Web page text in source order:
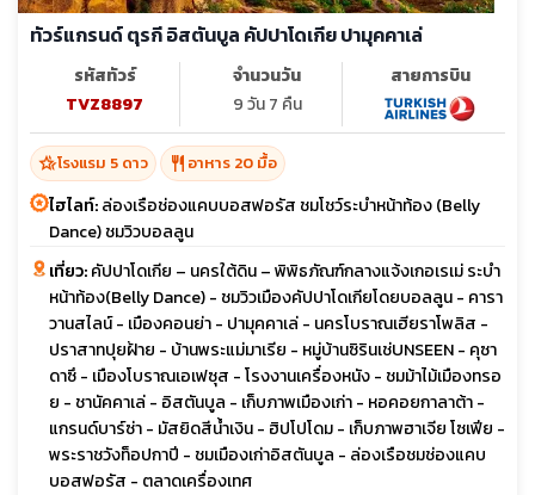
ทัวร์แกรนด์ ตุรกี อิสตันบูล คัปปาโดเกีย ปามุคคาเล่
รหัสทัวร์
TVZ8897
จำนวนวัน
9 วัน 7 คืน
สายการบิน
hotel_classโรงแรม 5 ดาว restaurant อาหาร 20 มื้อ
ไฮไลท์:ล่องเรือช่องแคบบอสฟอรัส ชมโชว์ระบำหน้าท้อง (Belly
Dance) ชมวิวบอลลูน
เที่ยว:คัปปาโดเกีย – นครใต้ดิน – พิพิธภัณฑ์กลางแจ้งเกอเรเม่ ระบำ
หน้าท้อง(Belly Dance) - ชมวิวเมืองคัปปาโดเกียโดยบอลลูน - คารา
วานสไลน์ - เมืองคอนย่า - ปามุคคาเล่ - นครโบราณเฮียราโพลิส -
ปราสาทปุยฝ้าย - บ้านพระแม่มาเรีย - หมู่บ้านซิรินเช่UNSEEN - คุซา
ดาซึ - เมืองโบราณเอเฟซุส - โรงงานเครื่องหนัง - ชมม้าไม้เมืองทรอ
ย - ชานัคคาเล่ - อิสตันบูล - เก็บภาพเมืองเก่า - หอคอยกาลาต้า -
แกรนด์บาร์ซ่า - มัสยิดสีน้ำเงิน - ฮิปโปโดม - เก็บภาพฮาเจีย โซเฟีย -
พระราชวังท็อปกาปี - ชมเมืองเก่าอิสตันบูล - ล่องเรือชมช่องแคบ
บอสฟอรัส - ตลาดเครื่องเทศ